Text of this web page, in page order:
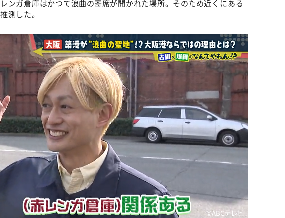
ンガ倉庫はかつて浪曲の寄席が開かれた場所。そのため近くにある
測した。
©️ABCテレビ